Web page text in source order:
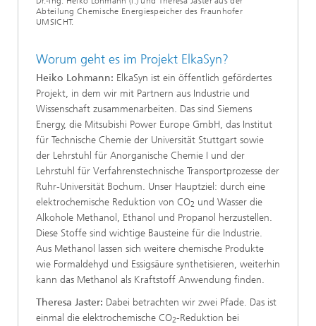
Abteilung Chemische Energiespeicher des Fraunhofer
UMSICHT.
Worum geht es im Projekt ElkaSyn?
Heiko Lohmann: ElkaSyn ist ein öffentlich gefördertes
Projekt, in dem wir mit Partnern aus Industrie und
Wissenschaft zusammenarbeiten. Das sind Siemens
Energy, die Mitsubishi Power Europe GmbH, das Institut
für Technische Chemie der Universität Stuttgart sowie
der Lehrstuhl für Anorganische Chemie I und der
Lehrstuhl für Verfahrenstechnische Transportprozesse der
Ruhr-Universität Bochum. Unser Hauptziel: durch eine
elektrochemische Reduktion von CO2 und Wasser die
Alkohole Methanol, Ethanol und Propanol herzustellen.
Diese Stoffe sind wichtige Bausteine für die Industrie.
Aus Methanol lassen sich weitere chemische Produkte
wie Formaldehyd und Essigsäure synthetisieren, weiterhin
kann das Methanol als Kraftstoff Anwendung finden.
Theresa Jaster: Dabei betrachten wir zwei Pfade. Das ist
einmal die elektrochemische CO2-Reduktion bei